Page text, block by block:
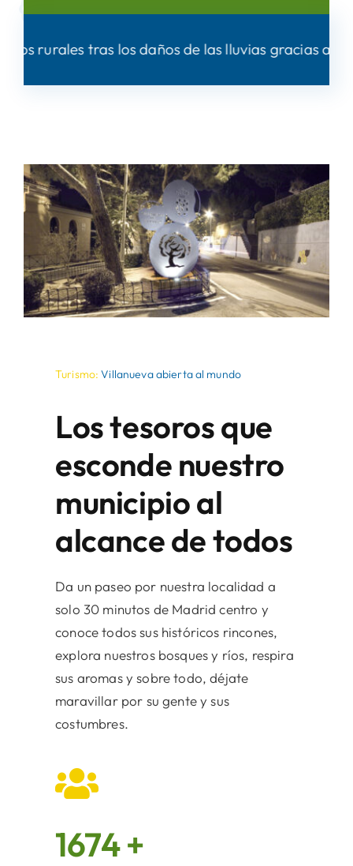
de las lluvias gracias al Plan PIR |
Turismo: Villanueva abierta al mundo
Los tesoros que
esconde nuestro
municipio al
alcance de todos
Da un paseo por nuestra localidad a
solo 30 minutos de Madrid centro y
conoce todos sus históricos rincones,
explora nuestros bosques y ríos, respira
sus aromas y sobre todo, déjate
maravillar por su gente y sus
costumbres.
1674 +